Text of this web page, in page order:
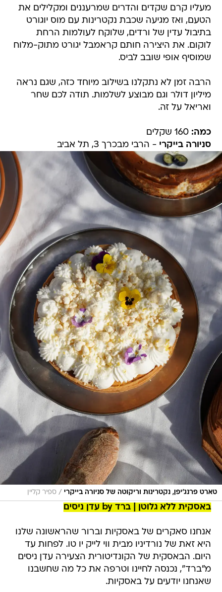
מעליו קרם שקדים והדרים שמרעננים ומקלילים את
הטעם, ואז מגיעה שכבת נקטרינות עם מוס יוגורט
בתיבול עדין של ורדים, שלוקח לעולמות הרחת
לוקום. את היצירה חותם קראמבל יגורט מתוק-מלוח
שמוסיף אופי שובב לביס.
הרבה זמן לא נתקלנו בשילוב מיוחד כזה, שגם נראה
מיליון דולר וגם מבוצע לשלמות. תודה לכם שחר
ואריאל על זה.
כמה: 160 שקלים
סניורה בייקרי - הרבי מבכרך 3, תל אביב
טארט פרנג'יפן, נקטרינות וריקוטה של סניורה בייקרי / ספיר קליין
באסקית ללא גלוטן | ברד by עדן ניסים
אנחנו סאקרים של באסקיות וברור שהראשונה שלנו
היא זאת של נורדיניו מבית ווי לייק יו טו. לפחות עד
היום. הבאסקית של הקונדיטורית הצעירה עדן ניסים
מ"ברד", נכנסה לחיינו וטרפה את כל מה שחשבנו
שאנחנו יודעים על באסקיות.